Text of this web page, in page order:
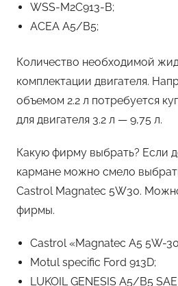
WSS-M2C913-В;
ACEA A5/B5;
Количество необходимой
комплектации двигателя.
объемом 2.2 л потребуется
для двигателя 3.2 л — 9,75 л.
Какую фирму выбрать? Если
кармане можно смело
Castrol Magnatec 5W30.
фирмы.
Castrol «Magnatec A5 5W-
Motul specific Ford 913D;
LUKOIL GENESIS A5/B5